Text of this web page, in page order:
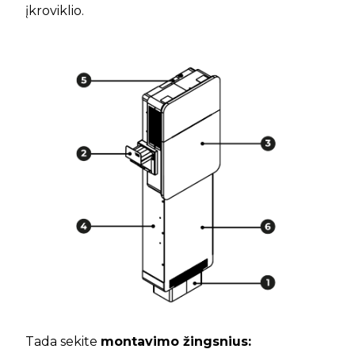
įkroviklio.
Tada sekite montavimo žingsnius: